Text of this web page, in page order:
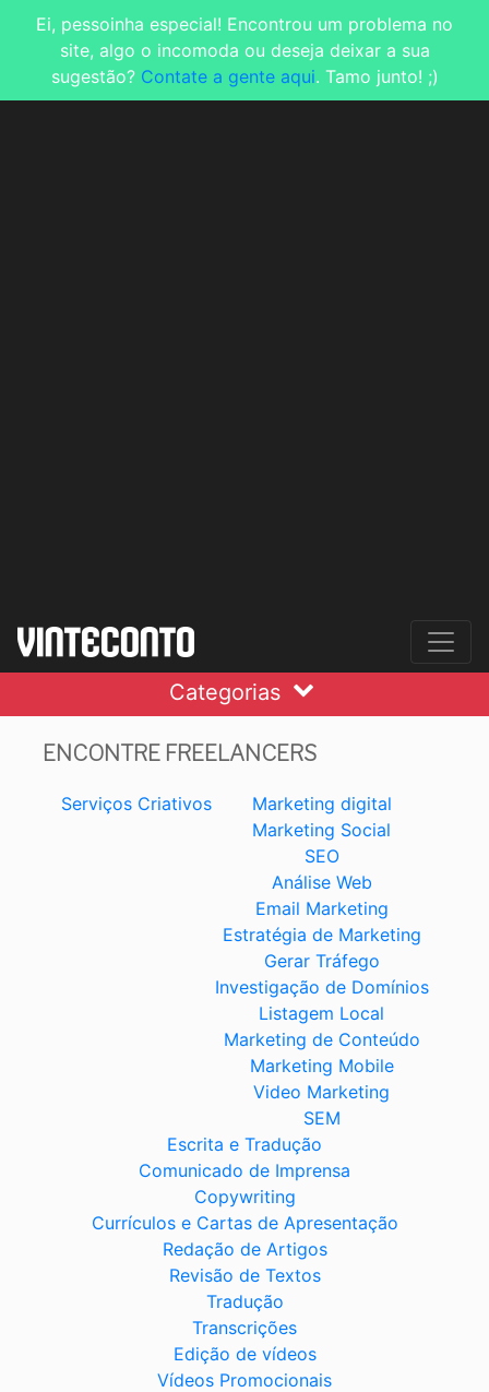
Ei, pessoinha especial! Encontrou um problema no
site, algo o incomoda ou deseja deixar a sua
sugestão? Contate a gente aqui. Tamo junto! ;)
Categorias
ENCONTRE FREELANCERS
Serviços Criativos
Marketing digital
Marketing Social
SEO
Análise Web
Email Marketing
Estratégia de Marketing
Gerar Tráfego
Investigação de Domínios
Listagem Local
Marketing de Conteúdo
Marketing Mobile
Video Marketing
SEM
Escrita e Tradução
Comunicado de Imprensa
Copywriting
Currículos e Cartas de Apresentação
Redação de Artigos
Revisão de Textos
Tradução
Transcrições
Edição de vídeos
Vídeos Promocionais